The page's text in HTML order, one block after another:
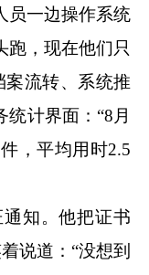
员一边操作系统
跑，现在他们只
案流转、系统推
计界面：“8月
，平均用时2.5
知。他把证书
说道：“没想到